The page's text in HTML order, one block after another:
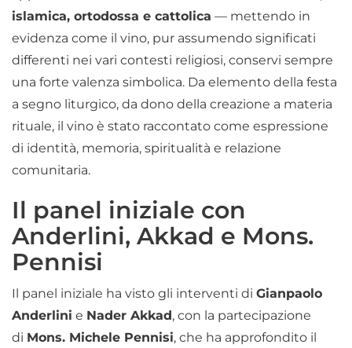
islamica, ortodossa e cattolica — mettendo in
evidenza come il vino, pur assumendo significati
differenti nei vari contesti religiosi, conservi sempre
una forte valenza simbolica. Da elemento della festa
a segno liturgico, da dono della creazione a materia
rituale, il vino è stato raccontato come espressione
di identità, memoria, spiritualità e relazione
comunitaria.
Il panel iniziale con
Anderlini, Akkad e Mons.
Pennisi
Il panel iniziale ha visto gli interventi di Gianpaolo
Anderlini e Nader Akkad, con la partecipazione
di Mons. Michele Pennisi, che ha approfondito il